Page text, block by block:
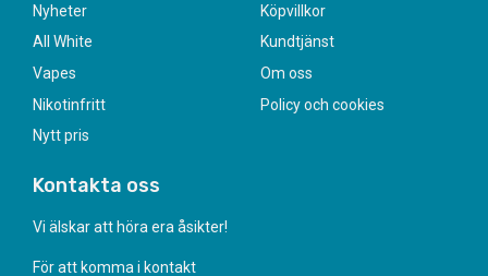
Nyheter
All White
Vapes
Nikotinfritt
Nytt pris
Köpvillkor
Kundtjänst
Om oss
Policy och cookies
Kontakta oss
Vi älskar att höra era åsikter!
För att komma i kontakt